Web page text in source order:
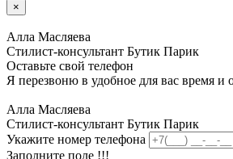
×
Алла Масляева
Стилист-консультант Бутик Парик
Оставьте свой телефон
Я перезвоню в удобное для вас время
Алла Масляева
Стилист-консультант Бутик Парик
Укажите номер телефона
Заполните поле !!!